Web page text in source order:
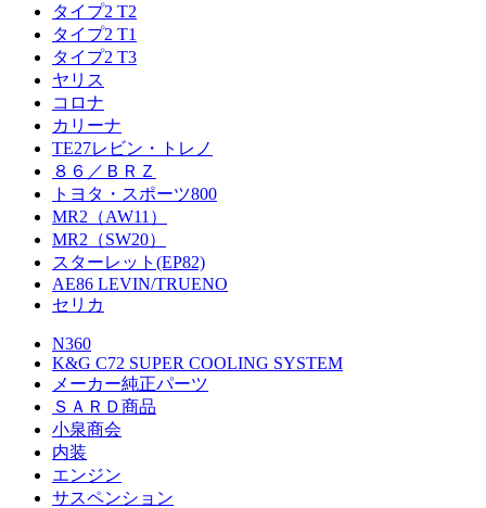
タイプ2 T2
タイプ2 T1
タイプ2 T3
ヤリス
コロナ
カリーナ
TE27レビン・トレノ
８６／ＢＲＺ
トヨタ・スポーツ800
MR2（AW11）
MR2（SW20）
スターレット(EP82)
AE86 LEVIN/TRUENO
セリカ
N360
K&G C72 SUPER COOLING SYSTEM
メーカー純正パーツ
ＳＡＲＤ商品
小泉商会
内装
エンジン
サスペンション